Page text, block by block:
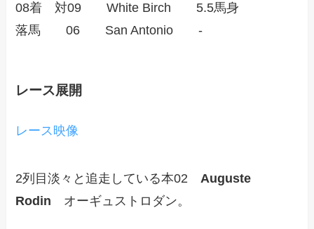
08着 対09 White Birch 5.5馬身
落馬 06 San Antonio -
レース展開
レース映像
2列目淡々と追走している本02 Auguste
Rodin オーギュストロダン。